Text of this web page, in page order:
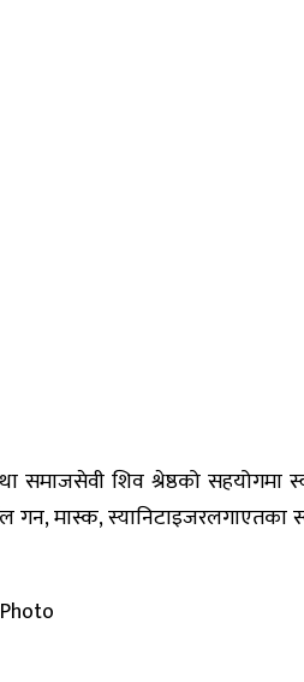
समाजसेवी शिव श्रेष्ठको सहयोगमा
मास्क, स्यानिटाइजरलगाएतका